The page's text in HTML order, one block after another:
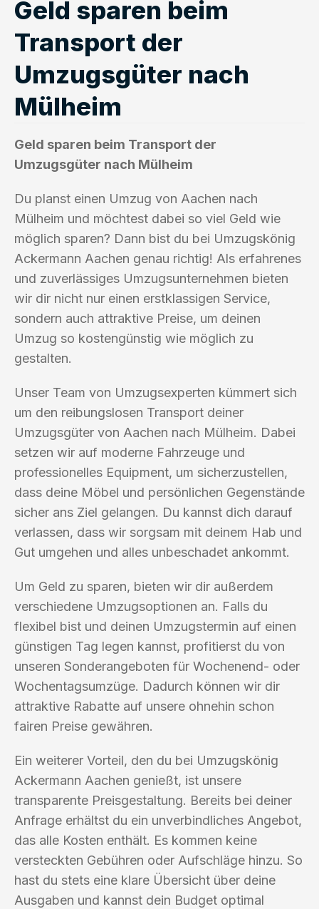
Geld sparen beim
Transport der
Umzugsgüter nach
Mülheim
Geld sparen beim Transport der
Umzugsgüter nach Mülheim
Du planst einen Umzug von Aachen nach
Mülheim und möchtest dabei so viel Geld wie
möglich sparen? Dann bist du bei Umzugskönig
Ackermann Aachen genau richtig! Als erfahrenes
und zuverlässiges Umzugsunternehmen bieten
wir dir nicht nur einen erstklassigen Service,
sondern auch attraktive Preise, um deinen
Umzug so kostengünstig wie möglich zu
gestalten.
Unser Team von Umzugsexperten kümmert sich
um den reibungslosen Transport deiner
Umzugsgüter von Aachen nach Mülheim. Dabei
setzen wir auf moderne Fahrzeuge und
professionelles Equipment, um sicherzustellen,
dass deine Möbel und persönlichen Gegenstände
sicher ans Ziel gelangen. Du kannst dich darauf
verlassen, dass wir sorgsam mit deinem Hab und
Gut umgehen und alles unbeschadet ankommt.
Um Geld zu sparen, bieten wir dir außerdem
verschiedene Umzugsoptionen an. Falls du
flexibel bist und deinen Umzugstermin auf einen
günstigen Tag legen kannst, profitierst du von
unseren Sonderangeboten für Wochenend- oder
Wochentagsumzüge. Dadurch können wir dir
attraktive Rabatte auf unsere ohnehin schon
fairen Preise gewähren.
Ein weiterer Vorteil, den du bei Umzugskönig
Ackermann Aachen genießt, ist unsere
transparente Preisgestaltung. Bereits bei deiner
Anfrage erhältst du ein unverbindliches Angebot,
das alle Kosten enthält. Es kommen keine
versteckten Gebühren oder Aufschläge hinzu. So
hast du stets eine klare Übersicht über deine
Ausgaben und kannst dein Budget optimal